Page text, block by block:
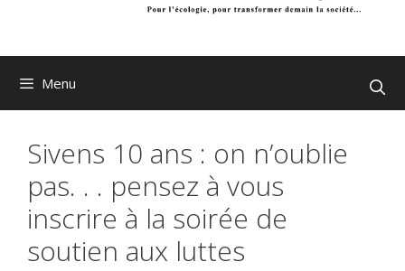
Menu
Sivens 10 ans : on n’oublie
pas. . . pensez à vous
inscrire à la soirée de
soutien aux luttes